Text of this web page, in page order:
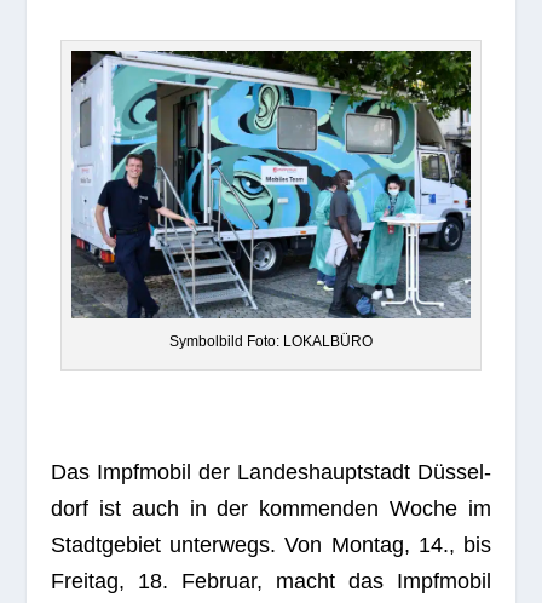
Sym­bol­bild Foto: LOKALBÜRO
Das Impf­mo­bil der Lan­des­haupt­stadt Düs­sel­
dorf ist auch in der kom­men­den Woche im
Stadt­ge­biet unter­wegs. Von Mon­tag, 14., bis
Frei­tag, 18. Februar, macht das Impf­mo­bil